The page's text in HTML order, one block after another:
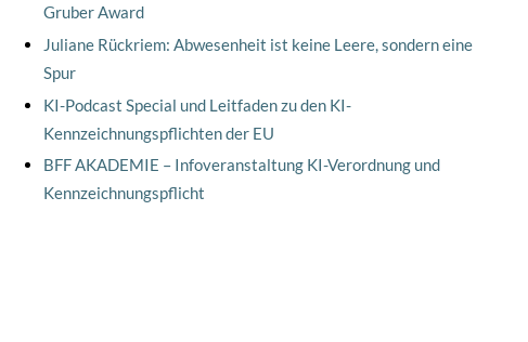
Gruber Award
Juliane Rückriem: Abwesenheit ist keine Leere, sondern eine
Spur
KI-Podcast Special und Leitfaden zu den KI-
Kennzeichnungspflichten der EU
BFF AKADEMIE – Infoveranstaltung KI-Verordnung und
Kennzeichnungspflicht